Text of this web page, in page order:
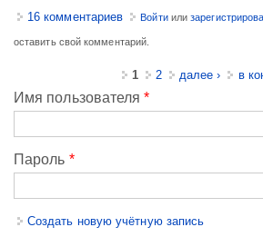
16 комментариев Войтиили
оставить свой комментарий.
1 2 далее › в
Имя пользователя*
Пароль *
Создать новую учётную запись